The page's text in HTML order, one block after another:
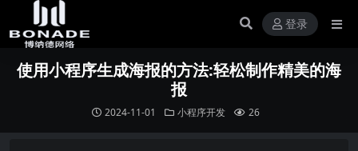
登录
使用小程序生成海报的方法:轻松制作精美的海
报
2024-11-01 小程序开发 26